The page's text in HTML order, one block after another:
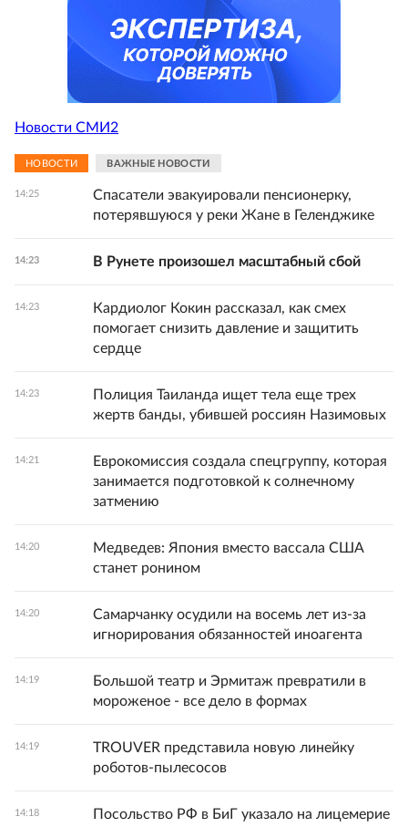
Новости СМИ2
НОВОСТИ ВАЖНЫЕ НОВОСТИ
14:25
Спасатели эвакуировали пенсионерку,
потерявшуюся у реки Жане в Геленджике
14:23 В Рунете произошел масштабный сбой
14:23
Кардиолог Кокин рассказал, как смех
помогает снизить давление и защитить
сердце
14:23
Полиция Таиланда ищет тела еще трех
жертв банды, убившей россиян Назимовых
14:21
Еврокомиссия создала спецгруппу, которая
занимается подготовкой к солнечному
затмению
14:20
Медведев: Япония вместо вассала США
станет ронином
14:20
Самарчанку осудили на восемь лет из-за
игнорирования обязанностей иноагента
14:19
Большой театр и Эрмитаж превратили в
мороженое - все дело в формах
14:19
TROUVER представила новую линейку
роботов-пылесосов
14:18
Посольство РФ в БиГ указало на лицемерие